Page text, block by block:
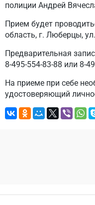
полиции Андрей
Прием будет
область, г. Люберцы,
Предварительная
8-495-554-83-88 или 8-
На приеме при себе
удостоверяющий